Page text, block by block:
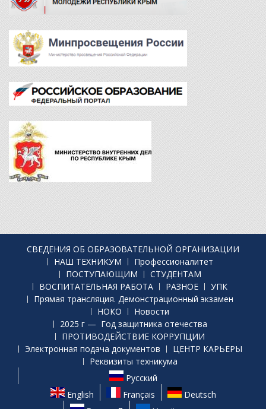
СВЕДЕНИЯ ОБ ОБРАЗОВАТЕЛЬНОЙ ОРГАНИЗАЦИИ
НАШ ТЕХНИКУМ
Профессионалитет
ПОСТУПАЮЩИМ
СТУДЕНТАМ
ВОСПИТАТЕЛЬНАЯ РАБОТА
РАЗНОЕ
УПК
Прямая трансляция. Демонстрационный экзамен
НОКО
Новости
2025 г — Год защитника отечества
ПРОТИВОДЕЙСТВИЕ КОРРУПЦИИ
Электронная подача документов
ЦЕНТР КАРЬЕРЫ
Реквизиты техникума
Русский
English
Français
Deutsch